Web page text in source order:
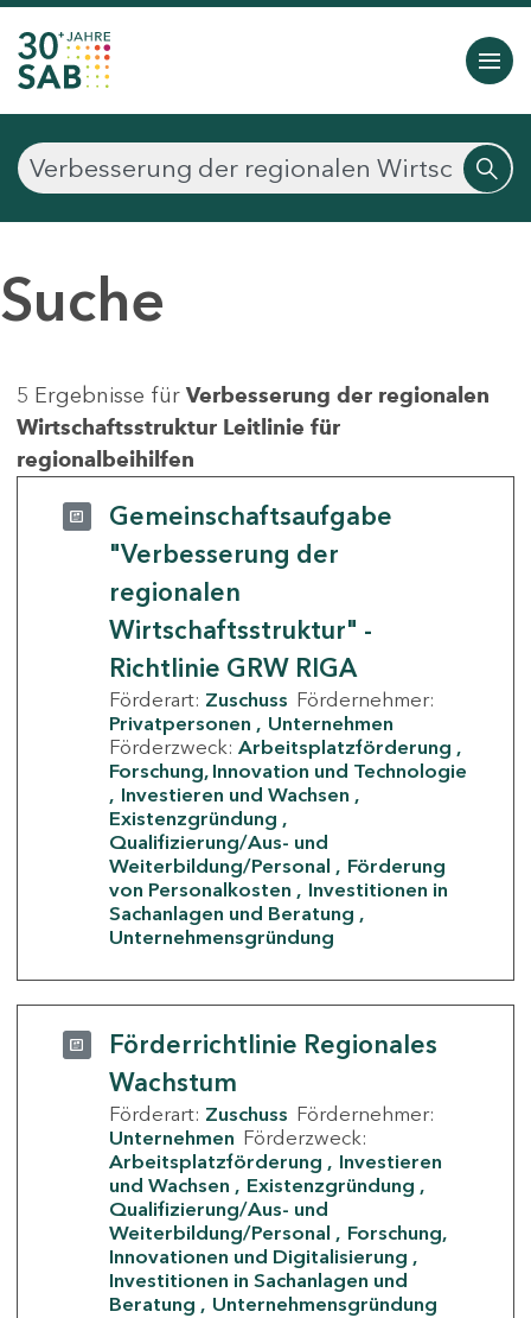
Suche
5 Ergebnisse für Verbesserung der regionalen
Wirtschaftsstruktur Leitlinie für
regionalbeihilfen
Gemeinschaftsaufgabe
"Verbesserung der
regionalen
Wirtschaftsstruktur" -
Richtlinie GRW RIGA
Förderart: Zuschuss Fördernehmer:
Privatpersonen
Unternehmen
Förderzweck: Arbeitsplatzförderung
Forschung, Innovation und Technologie
Investieren und Wachsen
Existenzgründung
Qualifizierung/Aus- und
Weiterbildung/Personal
Förderung
von Personalkosten
Investitionen in
Sachanlagen und Beratung
Unternehmensgründung
Förderrichtlinie Regionales
Wachstum
Förderart: Zuschuss Fördernehmer:
Unternehmen Förderzweck:
Arbeitsplatzförderung
Investieren
und Wachsen
Existenzgründung
Qualifizierung/Aus- und
Weiterbildung/Personal
Forschung,
Innovationen und Digitalisierung
Investitionen in Sachanlagen und
Beratung
Unternehmensgründung